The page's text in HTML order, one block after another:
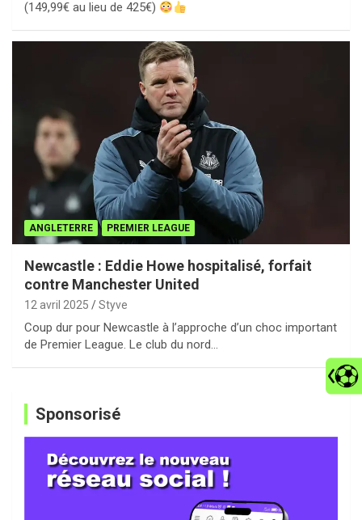
(149,99€ au lieu de 425€)
ANGLETERRE PREMIER LEAGUE
Newcastle : Eddie Howe hospitalisé, forfait
contre Manchester United
12 avril 2025 Styve
Coup dur pour Newcastle à l’approche d’un choc important
de Premier League. Le club du nord…
Sponsorisé